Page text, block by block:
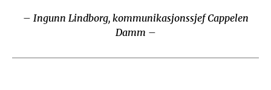
– Ingunn Lindborg, kommunikasjonssjef Cappelen
Damm –